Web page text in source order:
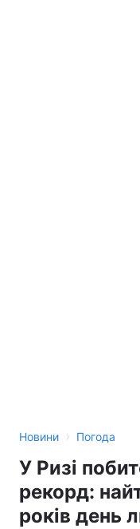
Новини › Погода
У Ризі
рекорд:
років день